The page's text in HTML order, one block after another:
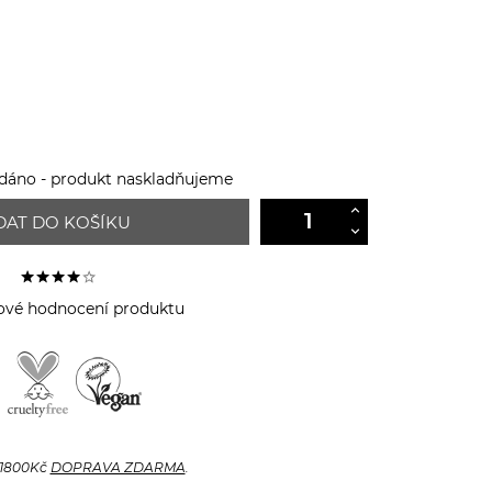
- produkt naskladňujeme
DO KOŠÍKU
hodnocení produktu
DOPRAVA ZDARMA.